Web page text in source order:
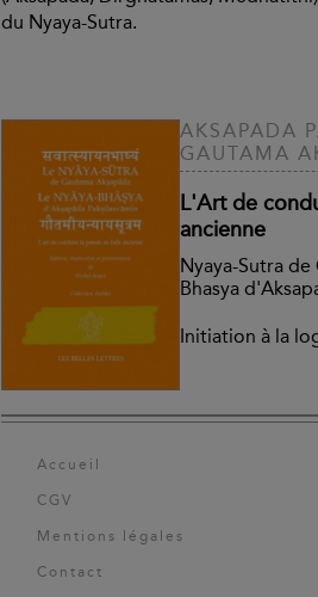
du Nyaya-Sutra.
AKSAPADA
GAUTAMA
L'Art de
ancienne
Nyaya-Sutra de
Bhasya
Initiation à la
Accueil
CGV
Mentions légales
Contact